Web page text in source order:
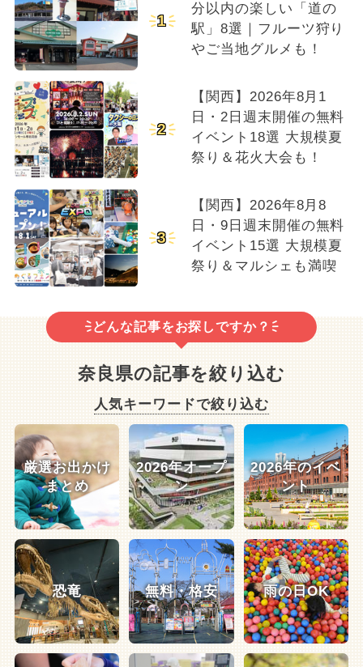
1
分以内の楽しい「道の
駅」8選｜フルーツ狩り
やご当地グルメも！
2
【関西】2026年8月1
日・2日週末開催の無料
イベント18選 大規模夏
祭り＆花火大会も！
3
【関西】2026年8月8
日・9日週末開催の無料
イベント15選 大規模夏
祭り＆マルシェも満喫
どんな記事をお探しですか？
奈良県の記事を絞り込む
人気キーワードで絞り込む
厳選お出かけ
まとめ
2026年オープ
ン
2026年のイベ
ント
恐竜 無料・格安 雨の日OK